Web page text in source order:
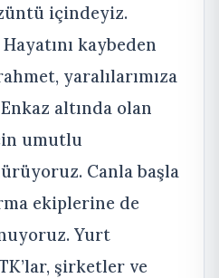
içindeyiz.
kaybeden
yaralılarımıza
altında olan
umutlu
Canla başla
ekiplerine de
Yurt
şirketler ve